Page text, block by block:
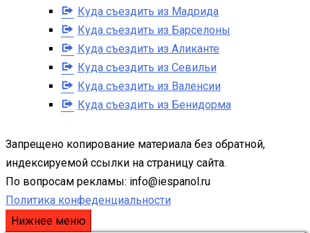
Куда съездить из Мадрида
Куда съездить из Барселоны
Куда съездить из Аликанте
Куда съездить из Севильи
Куда съездить из Валенсии
Куда съездить из Бенидорма
Запрещено копирование материала без обратной,
индексируемой ссылки на страницу сайта.
По вопросам рекламы: info@iespanol.ru
Политика конфеденциальности
Нижнее меню